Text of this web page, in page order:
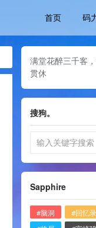
首页 码
满堂花醉三千客
贯休
搜狗。
Sapphire
#脑洞 #回忆录